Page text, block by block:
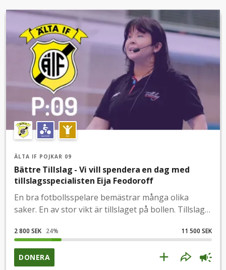
ÄLTA IF POJKAR 09
Bättre Tillslag - Vi vill spendera en dag med
tillslagsspecialisten Eija Feodoroff
En bra fotbollsspelare bemästrar många olika
saker. En av stor vikt är tillslaget på bollen. Tillslag
tekniker som används vid skott och passning. I
unga år kan svårigheter med tillslaget påverka
barns självkänsla, vilket i vissa fall kan göra att barn
2 800 SEK 24% 11 500 SEK
DONERA